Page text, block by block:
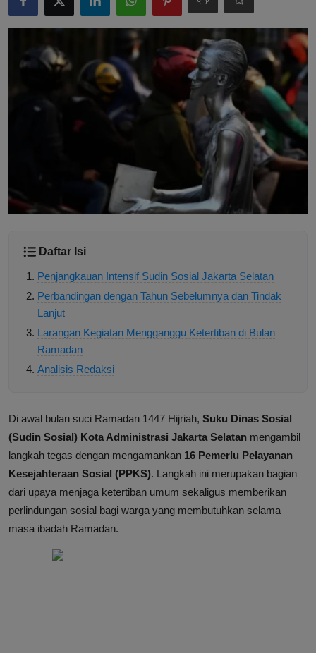
Daftar Isi
Penjangkauan Intensif Sudin Sosial Jakarta Selatan
Perbandingan dengan Tahun Sebelumnya dan Tindak
Lanjut
Larangan Kegiatan Mengganggu Ketertiban di Bulan
Ramadan
Analisis Redaksi
Di awal bulan suci Ramadan 1447 Hijriah, Suku Dinas Sosial
(Sudin Sosial) Kota Administrasi Jakarta Selatan mengambil
langkah tegas dengan mengamankan 16 Pemerlu Pelayanan
Kesejahteraan Sosial (PPKS). Langkah ini merupakan bagian
dari upaya menjaga ketertiban umum sekaligus memberikan
perlindungan sosial bagi warga yang membutuhkan selama
masa ibadah Ramadan.